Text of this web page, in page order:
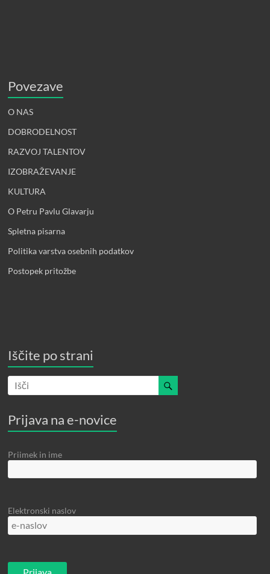
Povezave
O NAS
DOBRODELNOST
RAZVOJ TALENTOV
IZOBRAŽEVANJE
KULTURA
O Petru Pavlu Glavarju
Spletna pisarna
Politika varstva osebnih podatkov
Postopek pritožbe
Iščite po strani
Prijava na e-novice
Priimek in ime
Elektronski naslov